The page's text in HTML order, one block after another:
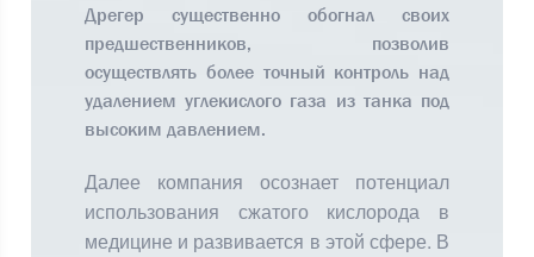
Дрегер существенно обогнал своих
предшественников, позволив
осуществлять более точный контроль над
удалением углекислого газа из танка под
высоким давлением.
Далее компания осознает потенциал
использования сжатого кислорода в
медицине и развивается в этой сфере. В